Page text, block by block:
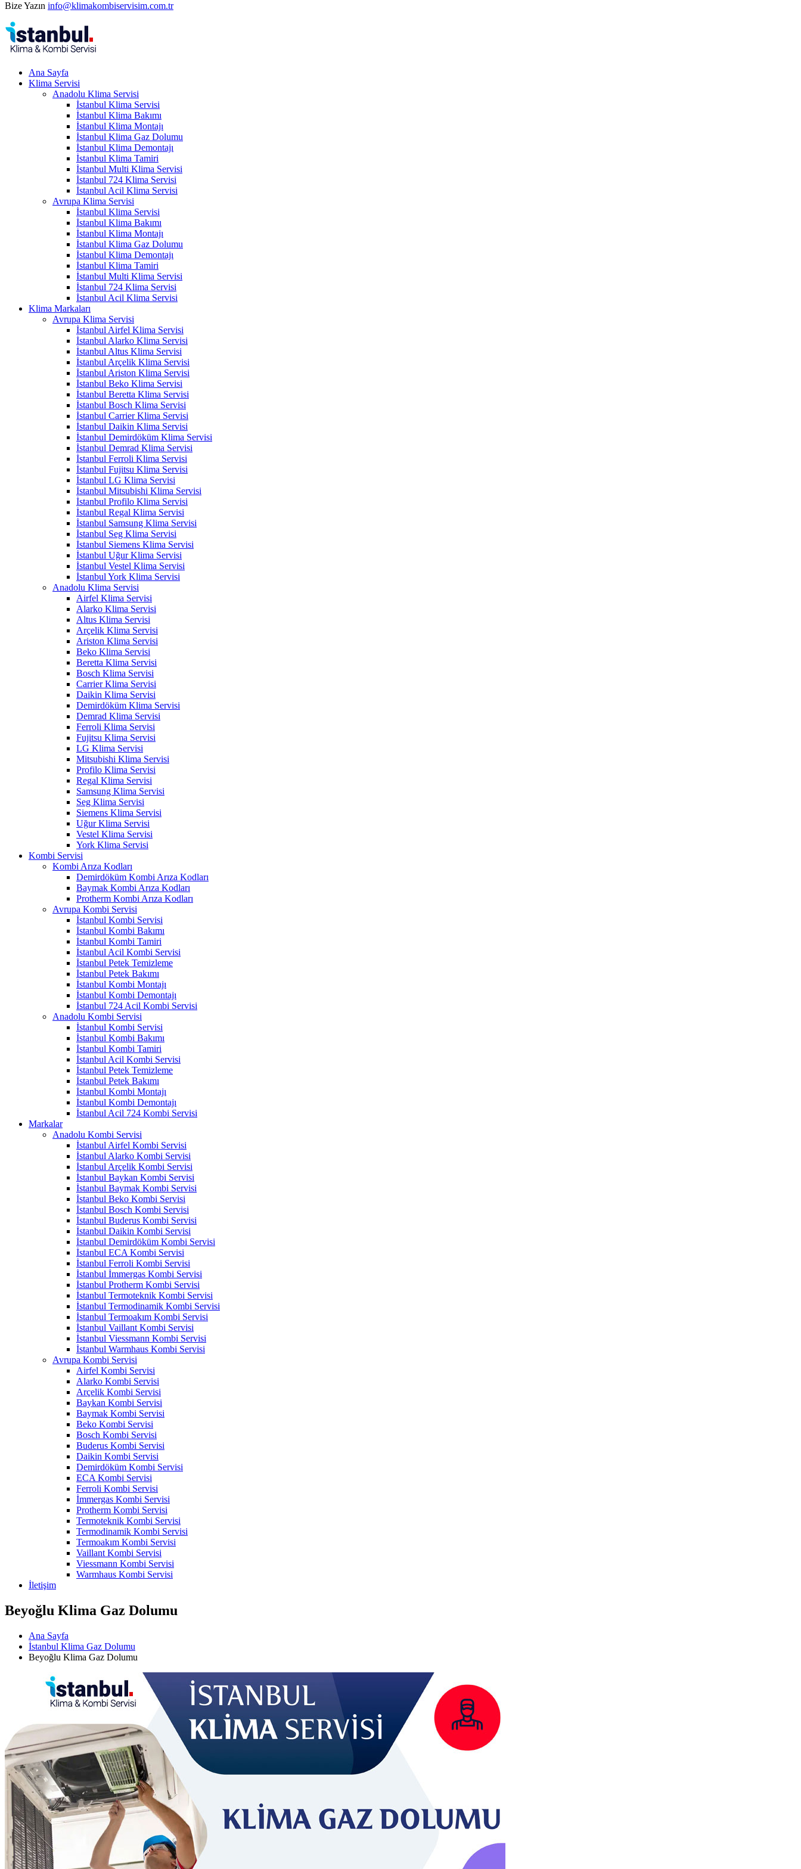
Bize Yazın info@klimakombiservisim.com.tr
Ana Sayfa
Klima Servisi
Anadolu Klima Servisi
İstanbul Klima Servisi
İstanbul Klima Bakımı
İstanbul Klima Montajı
İstanbul Klima Gaz Dolumu
İstanbul Klima Demontajı
İstanbul Klima Tamiri
İstanbul Multi Klima Servisi
İstanbul 724 Klima Servisi
İstanbul Acil Klima Servisi
Avrupa Klima Servisi
İstanbul Klima Servisi
İstanbul Klima Bakımı
İstanbul Klima Montajı
İstanbul Klima Gaz Dolumu
İstanbul Klima Demontajı
İstanbul Klima Tamiri
İstanbul Multi Klima Servisi
İstanbul 724 Klima Servisi
İstanbul Acil Klima Servisi
Klima Markaları
Avrupa Klima Servisi
İstanbul Airfel Klima Servisi
İstanbul Alarko Klima Servisi
İstanbul Altus Klima Servisi
İstanbul Arçelik Klima Servisi
İstanbul Ariston Klima Servisi
İstanbul Beko Klima Servisi
İstanbul Beretta Klima Servisi
İstanbul Bosch Klima Servisi
İstanbul Carrier Klima Servisi
İstanbul Daikin Klima Servisi
İstanbul Demirdöküm Klima Servisi
İstanbul Demrad Klima Servisi
İstanbul Ferroli Klima Servisi
İstanbul Fujitsu Klima Servisi
İstanbul LG Klima Servisi
İstanbul Mitsubishi Klima Servisi
İstanbul Profilo Klima Servisi
İstanbul Regal Klima Servisi
İstanbul Samsung Klima Servisi
İstanbul Seg Klima Servisi
İstanbul Siemens Klima Servisi
İstanbul Uğur Klima Servisi
İstanbul Vestel Klima Servisi
İstanbul York Klima Servisi
Anadolu Klima Servisi
Airfel Klima Servisi
Alarko Klima Servisi
Altus Klima Servisi
Arçelik Klima Servisi
Ariston Klima Servisi
Beko Klima Servisi
Beretta Klima Servisi
Bosch Klima Servisi
Carrier Klima Servisi
Daikin Klima Servisi
Demirdöküm Klima Servisi
Demrad Klima Servisi
Ferroli Klima Servisi
Fujitsu Klima Servisi
LG Klima Servisi
Mitsubishi Klima Servisi
Profilo Klima Servisi
Regal Klima Servisi
Samsung Klima Servisi
Seg Klima Servisi
Siemens Klima Servisi
Uğur Klima Servisi
Vestel Klima Servisi
York Klima Servisi
Kombi Servisi
Kombi Arıza Kodları
Demirdöküm Kombi Arıza Kodları
Baymak Kombi Arıza Kodları
Protherm Kombi Arıza Kodları
Avrupa Kombi Servisi
İstanbul Kombi Servisi
İstanbul Kombi Bakımı
İstanbul Kombi Tamiri
İstanbul Acil Kombi Servisi
İstanbul Petek Temizleme
İstanbul Petek Bakımı
İstanbul Kombi Montajı
İstanbul Kombi Demontajı
İstanbul 724 Acil Kombi Servisi
Anadolu Kombi Servisi
İstanbul Kombi Servisi
İstanbul Kombi Bakımı
İstanbul Kombi Tamiri
İstanbul Acil Kombi Servisi
İstanbul Petek Temizleme
İstanbul Petek Bakımı
İstanbul Kombi Montajı
İstanbul Kombi Demontajı
İstanbul Acil 724 Kombi Servisi
Markalar
Anadolu Kombi Servisi
İstanbul Airfel Kombi Servisi
İstanbul Alarko Kombi Servisi
İstanbul Arçelik Kombi Servisi
İstanbul Baykan Kombi Servisi
İstanbul Baymak Kombi Servisi
İstanbul Beko Kombi Servisi
İstanbul Bosch Kombi Servisi
İstanbul Buderus Kombi Servisi
İstanbul Daikin Kombi Servisi
İstanbul Demirdöküm Kombi Servisi
İstanbul ECA Kombi Servisi
İstanbul Ferroli Kombi Servisi
İstanbul İmmergas Kombi Servisi
İstanbul Protherm Kombi Servisi
İstanbul Termoteknik Kombi Servisi
İstanbul Termodinamik Kombi Servisi
İstanbul Termoakım Kombi Servisi
İstanbul Vaillant Kombi Servisi
İstanbul Viessmann Kombi Servisi
İstanbul Warmhaus Kombi Servisi
Avrupa Kombi Servisi
Airfel Kombi Servisi
Alarko Kombi Servisi
Arçelik Kombi Servisi
Baykan Kombi Servisi
Baymak Kombi Servisi
Beko Kombi Servisi
Bosch Kombi Servisi
Buderus Kombi Servisi
Daikin Kombi Servisi
Demirdöküm Kombi Servisi
ECA Kombi Servisi
Ferroli Kombi Servisi
İmmergas Kombi Servisi
Protherm Kombi Servisi
Termoteknik Kombi Servisi
Termodinamik Kombi Servisi
Termoakım Kombi Servisi
Vaillant Kombi Servisi
Viessmann Kombi Servisi
Warmhaus Kombi Servisi
İletişim
Beyoğlu Klima Gaz Dolumu
Ana Sayfa
İstanbul Klima Gaz Dolumu
Beyoğlu Klima Gaz Dolumu